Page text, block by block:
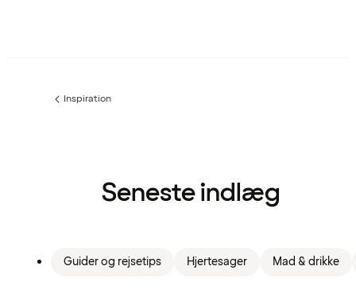
Forrige
Inspiration
Seneste indlæg
Guider og rejsetips Hjertesager Mad & drikke